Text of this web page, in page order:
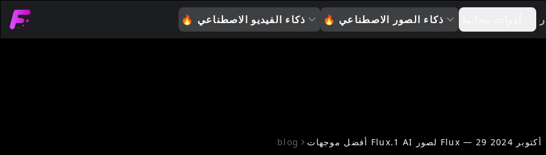
🔥 ذكاء الفيديو الاصطناعي 🔥 ذكاء الصور الاصطناعي
blog أفضل موجهات Flux.1 AI لصور Flux — 29 أكتوبر 2024